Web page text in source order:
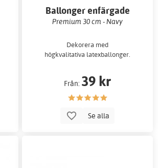
Ballonger enfärgade
Premium 30 cm - Navy
Dekorera med
högkvalitativa latexballonger.
Från: 39 kr
Se alla